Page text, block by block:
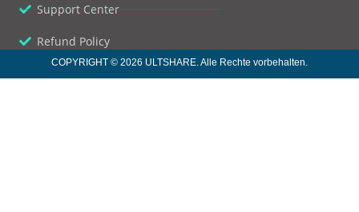
Support Center
Refund Policy
COPYRIGHT © 2026 ULTSHARE. Alle Rechte vorbehalten.